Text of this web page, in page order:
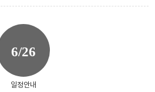
6/26
일정안내